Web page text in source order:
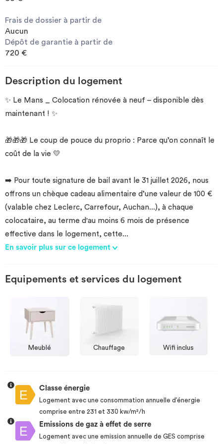
Frais de dossier à partir de
Aucun
Dépôt de garantie à partir de
720 €
Description du logement
✨ Le Mans _ Colocation rénovée à neuf – disponible dès
maintenant ! ✨
🎁🎁🎁 Le coup de pouce du proprio : Parce qu’on connaît le
coût de la vie 💛
➡️ Pour toute signature de bail avant le 31 juillet 2026, nous
offrons un chèque cadeau alimentaire d’une valeur de 100 €
(valable chez Leclerc, Carrefour, Auchan...), à chaque
colocataire, au terme d'au moins 6 mois de présence
effective dans le logement, cette...
En savoir plus sur ce logement
Equipements et services du logement
Meublé Chauffage Wifi inclus
Classe énergie
Logement avec une consommation annuelle d’énergie
comprise entre 231 et 330 kw/m²/h
Emissions de gaz à effet de serre
Logement avec une emission annuelle de GES comprise